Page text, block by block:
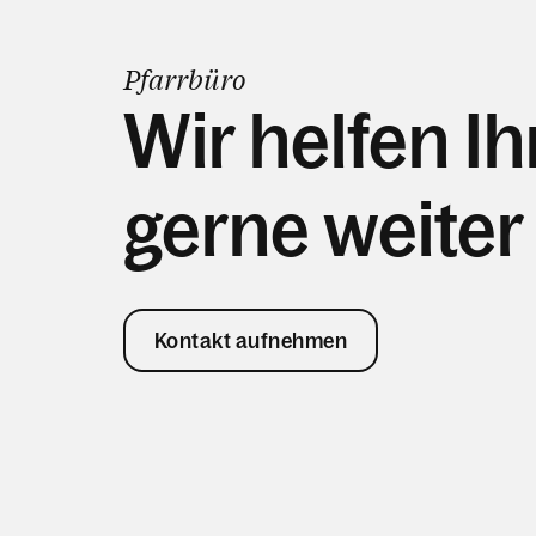
Pfarrbüro
Wir helfen
gerne weiter
Kontakt aufnehmen